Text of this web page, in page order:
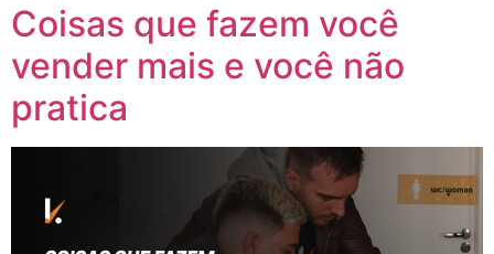
Coisas que fazem você
vender mais e você não
pratica